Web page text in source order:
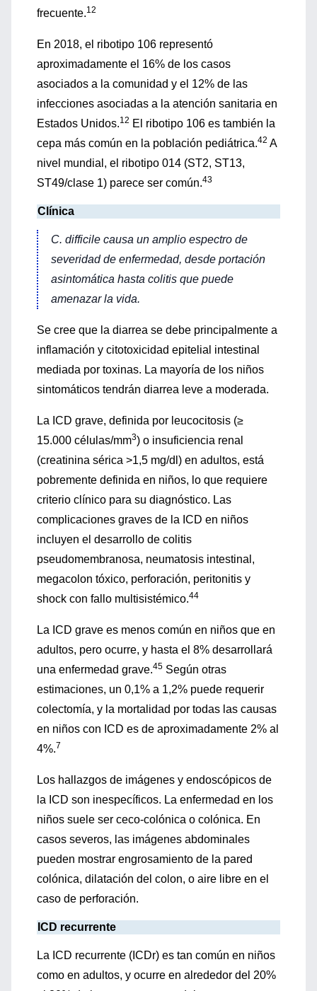
frecuente.12
En 2018, el ribotipo 106 representó
aproximadamente el 16% de los casos
asociados a la comunidad y el 12% de las
infecciones asociadas a la atención sanitaria en
Estados Unidos.12 El ribotipo 106 es también la
cepa más común en la población pediátrica.42 A
nivel mundial, el ribotipo 014 (ST2, ST13,
ST49/clase 1) parece ser común.43
Clínica
C. difficile causa un amplio espectro de
severidad de enfermedad, desde portación
asintomática hasta colitis que puede
amenazar la vida.
Se cree que la diarrea se debe principalmente a
inflamación y citotoxicidad epitelial intestinal
mediada por toxinas. La mayoría de los niños
sintomáticos tendrán diarrea leve a moderada.
La ICD grave, definida por leucocitosis (≥
15.000 células/mm3) o insuficiencia renal
(creatinina sérica >1,5 mg/dl) en adultos, está
pobremente definida en niños, lo que requiere
criterio clínico para su diagnóstico. Las
complicaciones graves de la ICD en niños
incluyen el desarrollo de colitis
pseudomembranosa, neumatosis intestinal,
megacolon tóxico, perforación, peritonitis y
shock con fallo multisistémico.44
La ICD grave es menos común en niños que en
adultos, pero ocurre, y hasta el 8% desarrollará
una enfermedad grave.45 Según otras
estimaciones, un 0,1% a 1,2% puede requerir
colectomía, y la mortalidad por todas las causas
en niños con ICD es de aproximadamente 2% al
4%.7
Los hallazgos de imágenes y endoscópicos de
la ICD son inespecíficos. La enfermedad en los
niños suele ser ceco-colónica o colónica. En
casos severos, las imágenes abdominales
pueden mostrar engrosamiento de la pared
colónica, dilatación del colon, o aire libre en el
caso de perforación.
ICD recurrente
La ICD recurrente (ICDr) es tan común en niños
como en adultos, y ocurre en alrededor del 20%